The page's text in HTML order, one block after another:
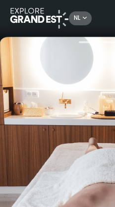
NL
Kijk je ogen uit in de Grand Est